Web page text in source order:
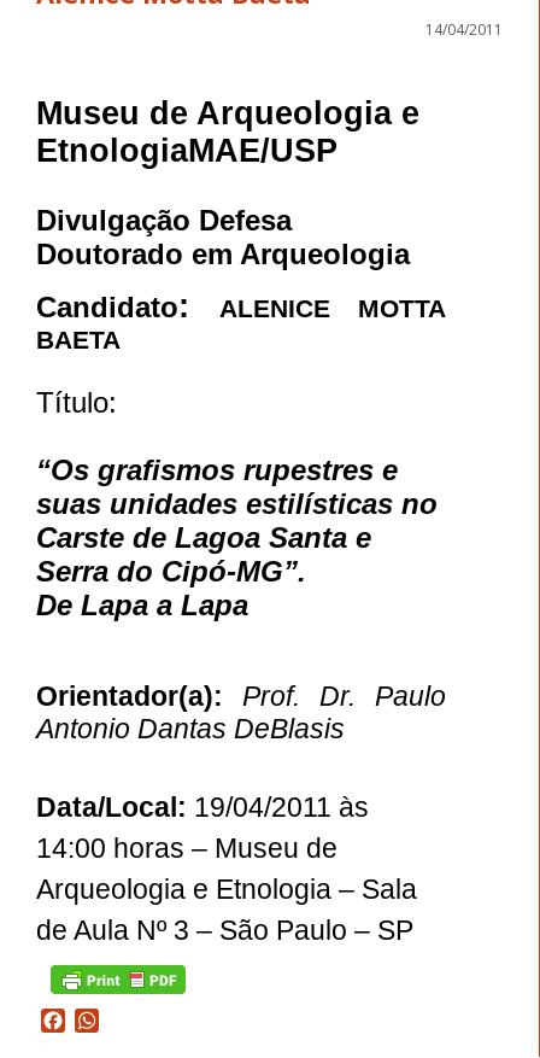
14/04/2011
Museu de Arqueologia e
EtnologiaMAE/USP
Divulgação Defesa
Doutorado em Arqueologia
Candidato:
ALENICE MOTTA
BAETA
Título:
“Os grafismos rupestres e
suas unidades estilísticas no
Carste de Lagoa Santa e
Serra do Cipó-MG”.
De Lapa a Lapa
Orientador(a):
Prof. Dr. Paulo
Antonio Dantas DeBlasis
Data/Local: 19/04/2011 às
14:00 horas – Museu de
Arqueologia e Etnologia – Sala
de Aula Nº 3 – São Paulo – SP
Facebook